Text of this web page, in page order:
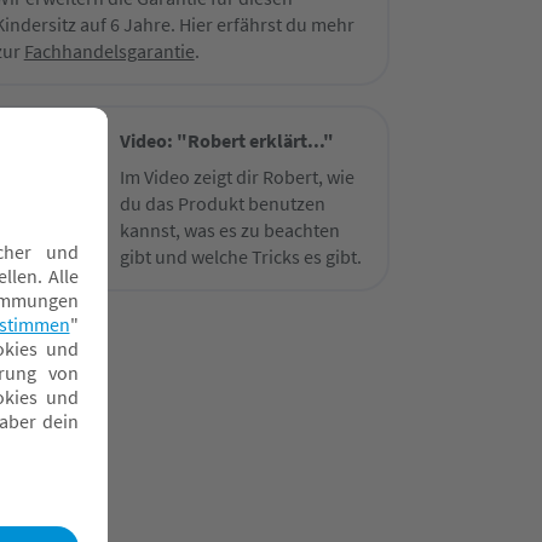
auf 6 Jahre. Hier erfährst du mehr
Fachhandelsgarantie.
Video: "Robert erklärt..."
Im Video zeigt dir Robert, wie
du das Produkt benutzen
kannst, was es zu beachten
gibt und welche Tricks es gibt.